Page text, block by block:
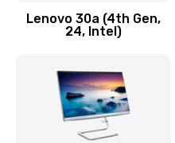
Lenovo 30a (4th Gen,
24, Intel)